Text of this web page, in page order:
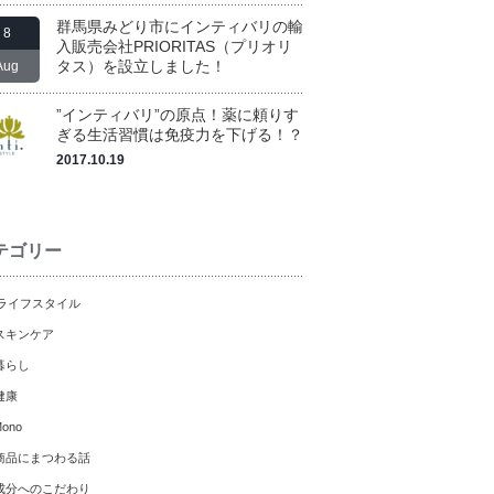
8
群馬県みどり市にインティバリの輸
入販売会社PRIORITAS（プリオリ
タス）を設立しました！
”インティバリ”の原点！薬に頼りす
ぎる生活習慣は免疫力を下げる！？
2017.10.19
ゴリー
イフスタイル
キンケア
らし
康
品にまつわる話
分へのこだわり